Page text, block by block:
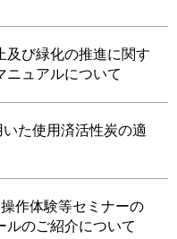
及び緑化の推進に関す
ニュアルについて
た使用済活性炭の適
作体験等セミナーの
ルのご紹介について